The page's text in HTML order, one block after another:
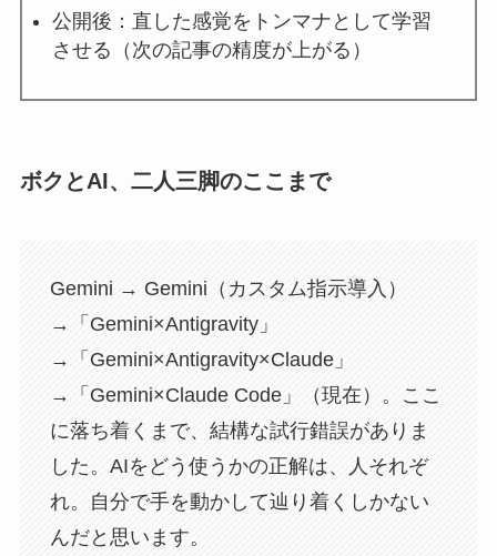
公開後：直した感覚をトンマナとして学習
させる（次の記事の精度が上がる）
ボクとAI、二人三脚のここまで
Gemini → Gemini（カスタム指示導入）
→「Gemini×Antigravity」
→「Gemini×Antigravity×Claude」
→「Gemini×Claude Code」（現在）。ここ
に落ち着くまで、結構な試行錯誤がありま
した。AIをどう使うかの正解は、人それぞ
れ。自分で手を動かして辿り着くしかない
んだと思います。